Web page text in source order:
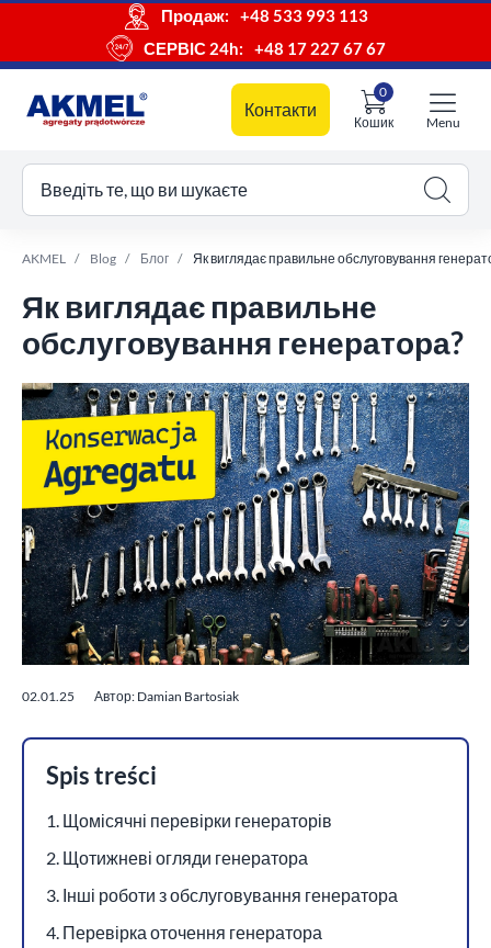
Продаж:
+48 533 993 113
СЕРВІС 24h:
+48 17 227 67 67
Контакти
Кошик
0
кошик
Menu
Введіть те, що ви шукаєте
AKMEL Blog Блог Як виглядає правильне обслуговування
Як виглядає правильне
обслуговування генератора?
02.01.25 Автор: Damian Bartosiak
Spis treści
1. Щомісячні перевірки генераторів
2. Щотижневі огляди генератора
3. Інші роботи з обслуговування генератора
4. Перевірка оточення генератора